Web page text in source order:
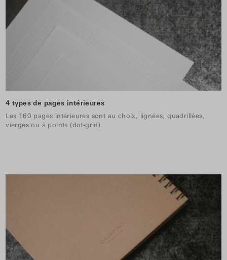
4 types de pages intérieures
Les 160 pages intérieures sont au choix, lignées, quadrillées,
vierges ou à points (dot-grid).